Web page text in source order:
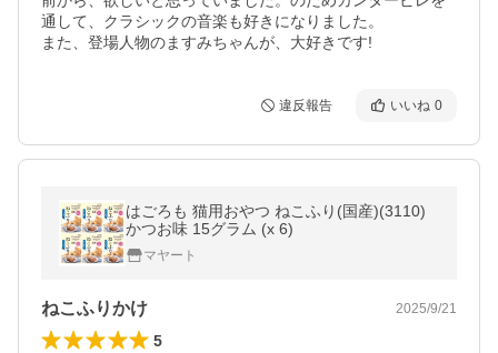
通して、クラシックの音楽も好きになりました。
また、登場人物のますみちゃんが、大好きです!
違反報告 いいね 0
はごろも 猫用おやつ ねこふり(国産)(3110)
かつお味 15グラム (x 6)
マヤート
ねこふりかけ 2025/9/21
5